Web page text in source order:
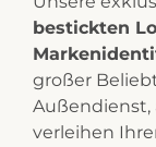
bestickten
großer
Außendienst,
verleihen